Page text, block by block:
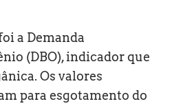
a Demanda
(DBO), indicador que
Os valores
para esgotamento do